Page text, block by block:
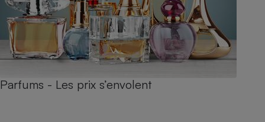
Parfums - Les prix s’envolent